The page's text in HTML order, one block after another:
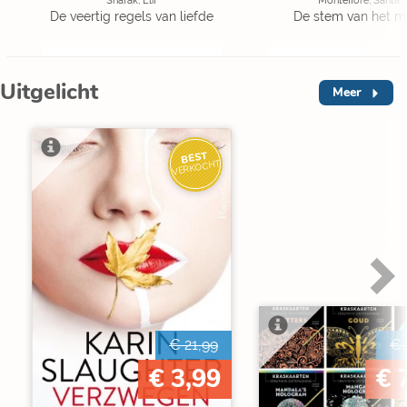
De veertig regels van liefde De stem van het
Uitgelicht Meer
BEST
VERKOCHT
€ 21,99
€ 3,99
€
€